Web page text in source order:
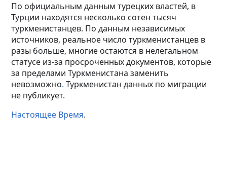
По официальным данным турецких властей, в
Турции находятся несколько сотен тысяч
туркменистанцев. По данным независимых
источников, реальное число туркменистанцев в
разы больше, многие остаются в нелегальном
статусе из-за просроченных документов, которые
за пределами Туркменистана заменить
невозможно. Туркменистан данных по миграции
не публикует.
Настоящее Время.